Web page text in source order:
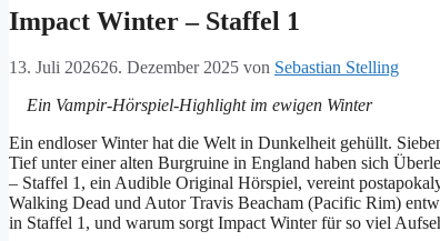
Impact Winter – Staffel 1
13. Juli 202626. Dezember 2025 von Sebastian Stelling
Ein Vampir-Hörspiel-Highlight im ewigen Winter
Ein endloser Winter hat die Welt in Dunkelheit gehüllt.
Tief unter einer alten Burgruine in England haben sich
– Staffel 1, ein Audible Original Hörspiel, vereint
Walking Dead und Autor Travis Beacham (Pacific Rim)
in Staffel 1, und warum sorgt Impact Winter für so viel